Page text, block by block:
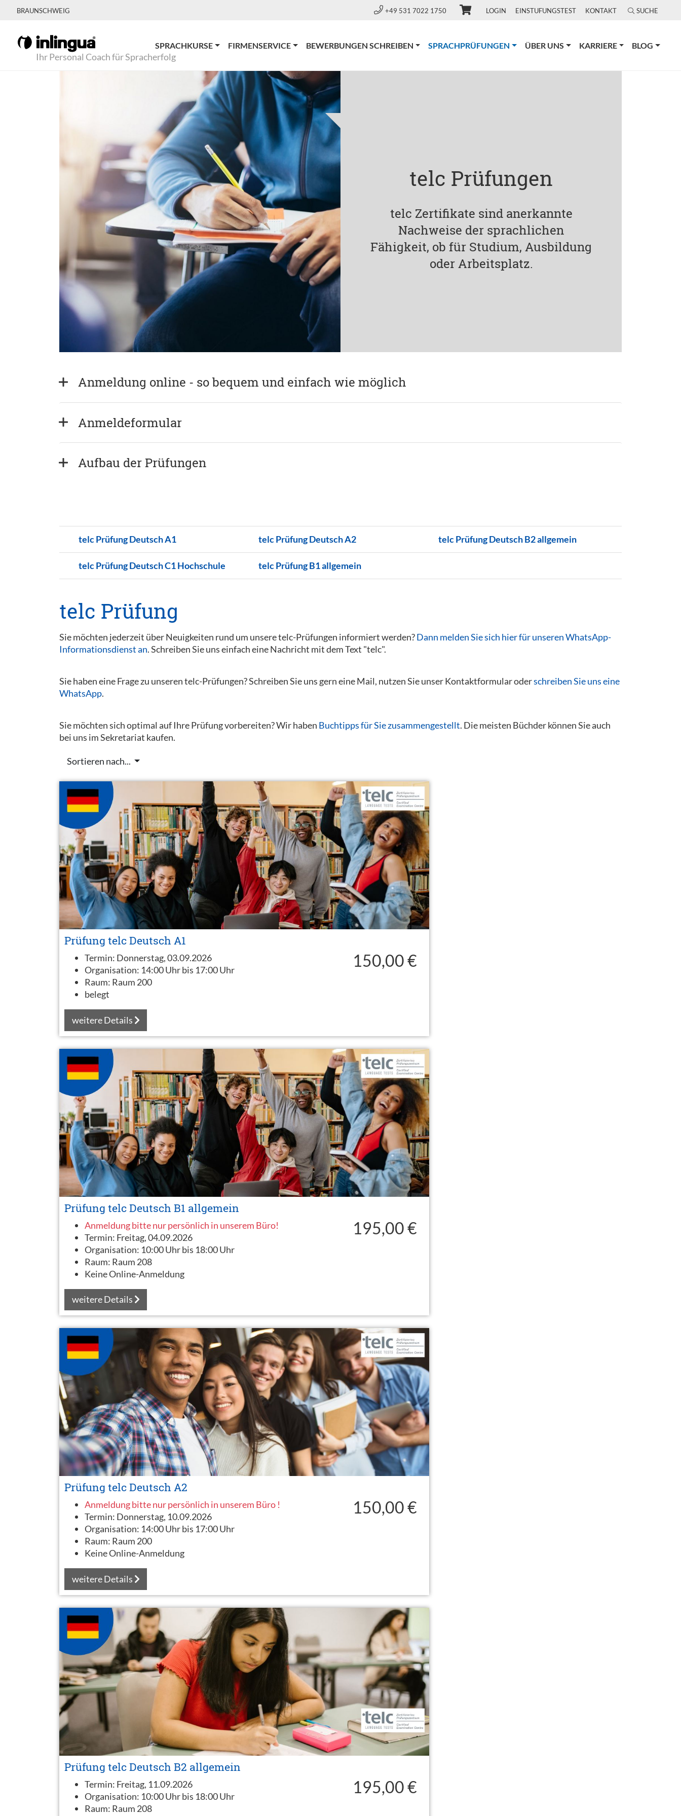
BRAUNSCHWEIG +49 531 7022 1750 LOGIN EINSTUFUNGSTEST KONTAKT SUCHE
Ihr Personal Coach für Spracherfolg
SPRACHKURSE FIRMENSERVICE BEWERBUNGEN SCHREIBEN SPRACHPRÜFUNGEN (CURRENT)
ÜBER UNS KARRIERE BLOG
telc Prüfungen
telc Zertifikate sind anerkannte
Nachweise der sprachlichen
Fähigkeit, ob für Studium, Ausbildung
oder Arbeitsplatz.
Anmeldung online - so bequem und einfach wie möglich
Anmeldeformular
Aufbau der Prüfungen
telc Prüfung Deutsch A1 telc Prüfung Deutsch A2 telc Prüfung Deutsch B2 allgemein
telc Prüfung Deutsch C1 Hochschule telc Prüfung B1 allgemein
telc Prüfung
Sie möchten jederzeit über Neuigkeiten rund um unsere telc-Prüfungen informiert werden?Dann melden Sie sich hier für unseren WhatsApp-
Informationsdienst an. Schreiben Sie uns einfach eine Nachricht mit dem Text "telc".
Sie haben eine Frage zu unseren telc-Prüfungen? Schreiben Sie uns gern eine Mail, nutzen Sie unser Kontaktformular oderschreiben Sie uns eine
WhatsApp.
Sie möchten sich optimal auf Ihre Prüfung vorbereiten? Wir haben Buchtipps für Sie zusammengestellt. Die meisten Büchder können Sie auch
bei uns im Sekretariat kaufen.
Sortieren nach...
Prüfung telc Deutsch A1
Termin: Donnerstag, 03.09.2026
Organisation: 14:00 Uhr bis 17:00 Uhr
Raum: Raum 200
belegt
150,00 €
weitere Details
Prüfung telc Deutsch B1 allgemein
Anmeldung bitte nur persönlich in unserem Büro!
Termin: Freitag, 04.09.2026
Organisation: 10:00 Uhr bis 18:00 Uhr
Raum: Raum 208
Keine Online-Anmeldung
195,00 €
weitere Details
Prüfung telc Deutsch A2
Anmeldung bitte nur persönlich in unserem Büro !
Termin: Donnerstag, 10.09.2026
Organisation: 14:00 Uhr bis 17:00 Uhr
Raum: Raum 200
Keine Online-Anmeldung
150,00 €
weitere Details
Prüfung telc Deutsch B2 allgemein
Termin: Freitag, 11.09.2026
Organisation: 10:00 Uhr bis 18:00 Uhr
Raum: Raum 208
195,00 €